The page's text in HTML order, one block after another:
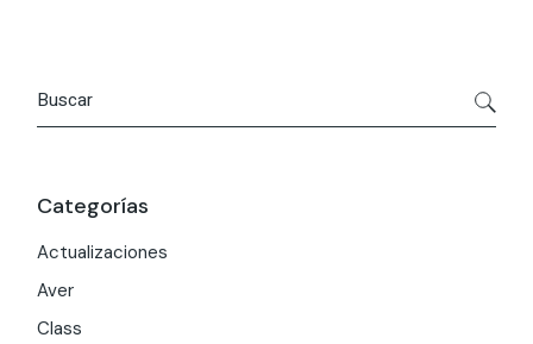
Categorías
Actualizaciones
Aver
Class